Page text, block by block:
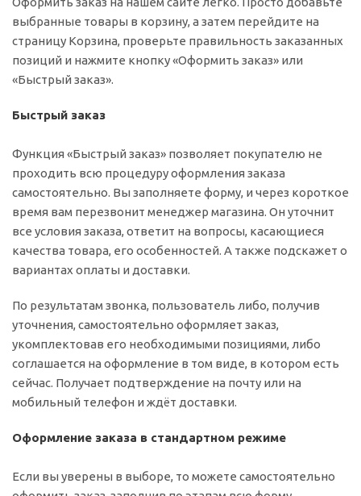
выбранные товары в корзину, а затем перейдите на
страницу Корзина, проверьте правильность заказанных
позиций и нажмите кнопку «Оформить заказ» или
«Быстрый заказ».
Быстрый заказ
Функция «Быстрый заказ» позволяет покупателю не
проходить всю процедуру оформления заказа
самостоятельно. Вы заполняете форму, и через короткое
время вам перезвонит менеджер магазина. Он уточнит
все условия заказа, ответит на вопросы, касающиеся
качества товара, его особенностей. А также подскажет о
вариантах оплаты и доставки.
По результатам звонка, пользователь либо, получив
уточнения, самостоятельно оформляет заказ,
укомплектовав его необходимыми позициями, либо
соглашается на оформление в том виде, в котором есть
сейчас. Получает подтверждение на почту или на
мобильный телефон и ждёт доставки.
Оформление заказа в стандартном режиме
Если вы уверены в выборе, то можете самостоятельно